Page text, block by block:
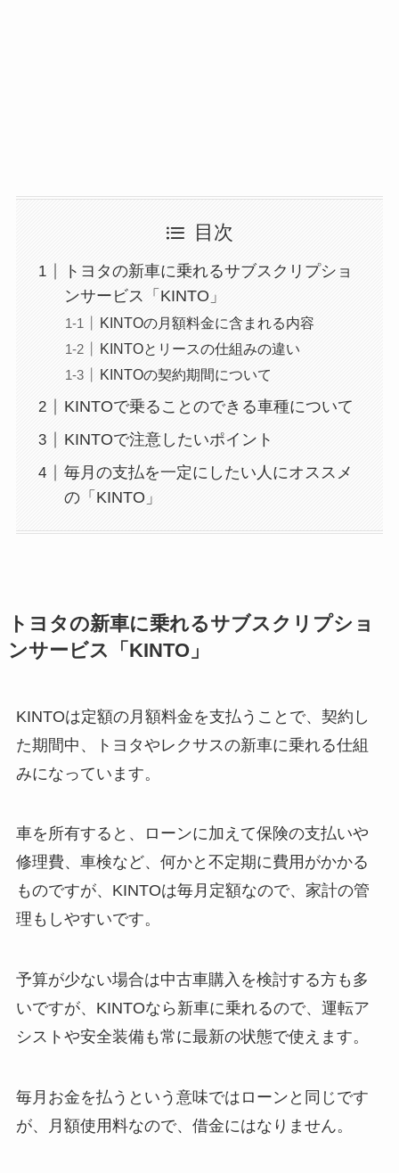
目次
トヨタの新車に乗れるサブスクリプショ
ンサービス「KINTO」
KINTOの月額料金に含まれる内容
KINTOとリースの仕組みの違い
KINTOの契約期間について
KINTOで乗ることのできる車種について
KINTOで注意したいポイント
毎月の支払を一定にしたい人にオススメ
の「KINTO」
トヨタの新車に乗れるサブスクリプショ
ンサービス「KINTO」
KINTOは定額の月額料金を支払うことで、契約し
た期間中、トヨタやレクサスの新車に乗れる仕組
みになっています。
車を所有すると、ローンに加えて保険の支払いや
修理費、車検など、何かと不定期に費用がかかる
ものですが、KINTOは毎月定額なので、家計の管
理もしやすいです。
予算が少ない場合は中古車購入を検討する方も多
いですが、KINTOなら新車に乗れるので、運転ア
シストや安全装備も常に最新の状態で使えます。
毎月お金を払うという意味ではローンと同じです
が、月額使用料なので、借金にはなりません。